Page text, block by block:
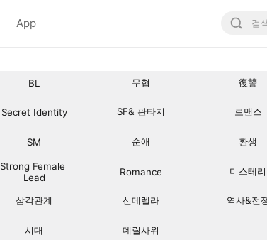
App
BL 무협 復讐
Secret Identity SF& 판타지 로맨스
SM 순애 환생
Strong Female
Lead
Romance 미스테리
삼각관계 신데렐라 역사&전
시대 데릴사위